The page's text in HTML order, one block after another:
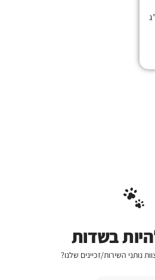
בשדות
נותני השירות/זכיינים שלנו?